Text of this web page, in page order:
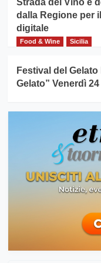
Strada del Vino e
dalla Regione per
digitale
Food & Wine Sicilia
Festival del
Gelato” Venerdì